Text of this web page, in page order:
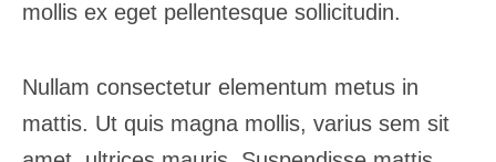
mollis ex eget pellentesque sollicitudin.
Nullam consectetur elementum metus in
mattis. Ut quis magna mollis, varius sem sit